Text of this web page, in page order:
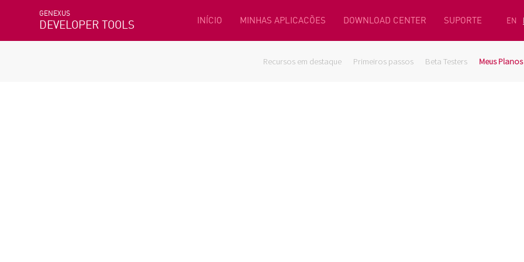
GENEXUS
DEVELOPER TOOLS INÍCIO MINHAS APLICACÕES DOWNLOAD CENTER SUPORTE EN
Recursos em destaque Primeiros passos Beta Testers Meus Planos